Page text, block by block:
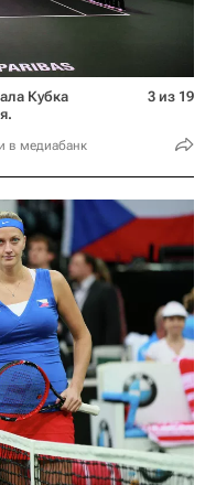
Кубка
в медиабанк
3 из 19